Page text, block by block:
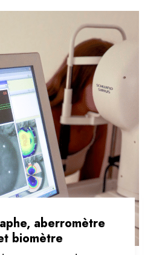
aberromètre
biomètre